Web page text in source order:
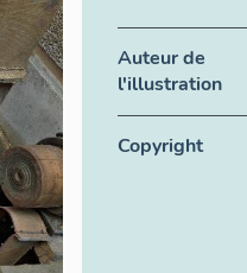
Auteur de
l'illustration
Copyright